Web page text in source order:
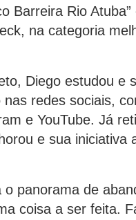
Rio Atuba”
na categoria
estudou e
redes sociais,
e YouTube. Já
e sua iniciativa
de
coisa a ser feita.